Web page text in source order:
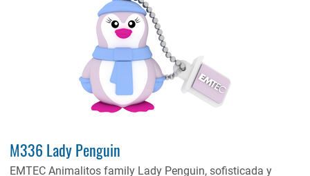
M336 Lady Penguin
EMTEC Animalitos family Lady Penguin,sofisticada y